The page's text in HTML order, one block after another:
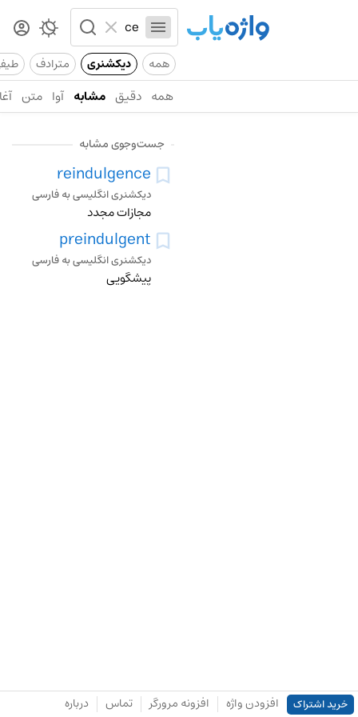
همه دیکشنری مترادف
همه دقیق مشابه آوا متن
جست‌وجوی مشابه
reindulgence
دیکشنری انگلیسی به فارسی
مجازات مجدد
preindulgent
دیکشنری انگلیسی به فارسی
پیشگویی
خرید اشتراک افزودن واژه افزونه مرورگر تماس درباره